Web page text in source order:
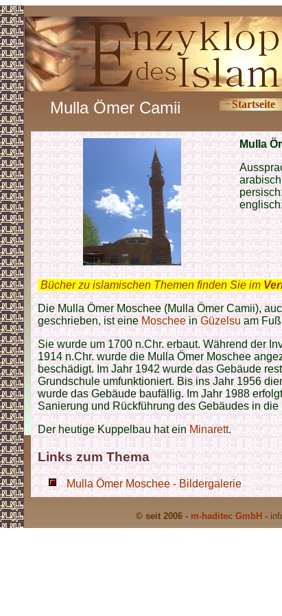
Mulla Ömer Camii Startseite
Mulla
persisch:
Bücher zu islamischen Themen finden Sie im
Die Mulla Ömer Moschee (Mulla Ömer Camii),
geschrieben, ist eineMoscheeinGüzelsuam
Sie wurde um 1700 n.Chr. erbaut. Während der
1914 n.Chr. wurde die Mulla Ömer Moschee
beschädigt. Im Jahr 1942 wurde das Gebäude
Grundschule umfunktioniert. Bis ins Jahr 1956
wurde das Gebäude baufällig. Im Jahr 1988
Sanierung und Rückführung des Gebäudes in
Der heutige Kuppelbau hat einMinarett.
Links zum Thema
Mulla Ömer Moschee - Bildergalerie
© seit 2006 - m-haditec GmbH -